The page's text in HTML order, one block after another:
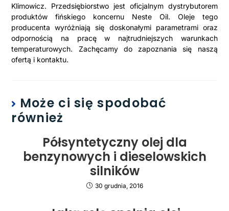
Klimowicz. Przedsiębiorstwo jest oficjalnym dystrybutorem
produktów fińskiego koncernu Neste Oil. Oleje tego
producenta wyróżniają się doskonałymi parametrami oraz
odpornością na pracę w najtrudniejszych warunkach
temperaturowych. Zachęcamy do zapoznania się naszą
ofertą i kontaktu.
Może ci się spodobać
również
Półsyntetyczny olej dla
benzynowych i dieselowskich
silników
30 grudnia, 2016